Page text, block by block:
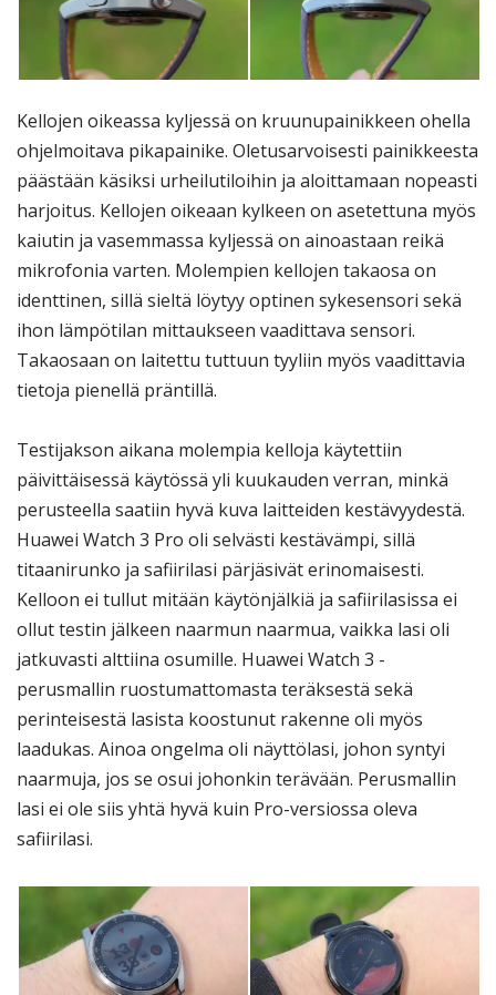
Kellojen oikeassa kyljessä on kruunupainikkeen ohella
ohjelmoitava pikapainike. Oletusarvoisesti painikkeesta
päästään käsiksi urheilutiloihin ja aloittamaan nopeasti
harjoitus. Kellojen oikeaan kylkeen on asetettuna myös
kaiutin ja vasemmassa kyljessä on ainoastaan reikä
mikrofonia varten. Molempien kellojen takaosa on
identtinen, sillä sieltä löytyy optinen sykesensori sekä
ihon lämpötilan mittaukseen vaadittava sensori.
Takaosaan on laitettu tuttuun tyyliin myös vaadittavia
tietoja pienellä präntillä.
Testijakson aikana molempia kelloja käytettiin
päivittäisessä käytössä yli kuukauden verran, minkä
perusteella saatiin hyvä kuva laitteiden kestävyydestä.
Huawei Watch 3 Pro oli selvästi kestävämpi, sillä
titaanirunko ja safiirilasi pärjäsivät erinomaisesti.
Kelloon ei tullut mitään käytönjälkiä ja safiirilasissa ei
ollut testin jälkeen naarmun naarmua, vaikka lasi oli
jatkuvasti alttiina osumille. Huawei Watch 3 -
perusmallin ruostumattomasta teräksestä sekä
perinteisestä lasista koostunut rakenne oli myös
laadukas. Ainoa ongelma oli näyttölasi, johon syntyi
naarmuja, jos se osui johonkin terävään. Perusmallin
lasi ei ole siis yhtä hyvä kuin Pro-versiossa oleva
safiirilasi.